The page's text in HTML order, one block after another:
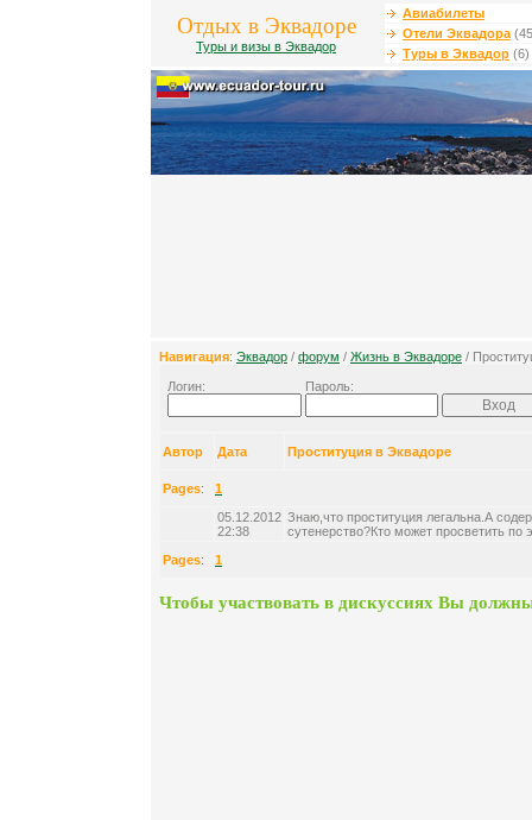
Отдых в Эквадоре
Туры и визы в Эквадор
Авиабилеты
Отели Эквадора
Туры в Эквадор (6)
Навигация: Эквадор / форум / Жизнь в Эквадоре /
Логин: Пароль:
Автор Дата Проституция в Эквадоре
Pages: 1
05.12.2012
22:38
Знаю,что проституция легальна.А
сутенерство?Кто может просветить по
Pages: 1
Чтобы участвовать в дискуссиях Вы